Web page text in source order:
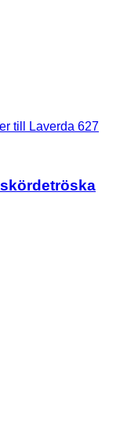
till Laverda 627